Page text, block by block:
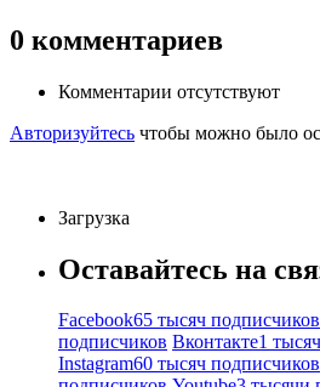
0 комментариев
Комментарии отсутствуют
Авторизуйтесь чтобы можно было
Загрузка
Оставайтесь на
Facebook65 тысяч подписчиков
подписчиков Вконтакте1
Instagram60 тысяч подписчиков